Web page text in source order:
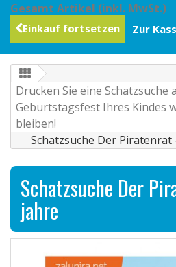
Gesamt Artikel (inkl. MwSt.)
Einkauf fortsetzen Zur
Drucken Sie eine Schatzsuche
Geburtstagsfest Ihres Kindes
bleiben!
Schatzsuche Der Piratenrat
Schatzsuche Der
jahre